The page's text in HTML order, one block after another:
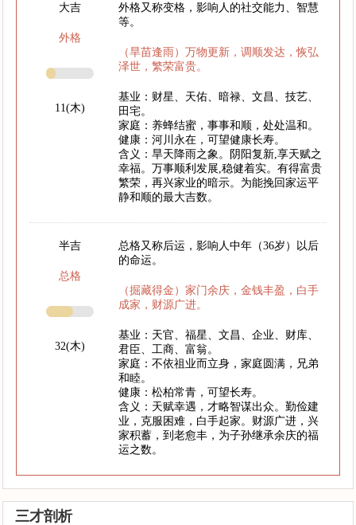
大吉
外格
11(木)
外格又称变格，影响人的社交能力、智慧
等。
（旱苗逢雨）万物更新，调顺发达，恢弘
泽世，繁荣富贵。
基业：财星、天佑、暗禄、文昌、技艺、
田宅。
家庭：养蜂结蜜，事事和顺，处处温和。
健康：河川永在，可望健康长寿。
含义：旱天降雨之象。阴阳复新,享天赋之
幸福。万事顺利发展,稳健着实。有得富贵
繁荣，再兴家业的暗示。为能挽回家运平
静和顺的最大吉数。
半吉
总格
32(木)
总格又称后运，影响人中年（36岁）以后
的命运。
（掘藏得金）家门余庆，金钱丰盈，白手
成家，财源广进。
基业：天官、福星、文昌、企业、财库、
君臣、工商、富翁。
家庭：不依祖业而立身，家庭圆满，兄弟
和睦。
健康：松柏常青，可望长寿。
含义：天赋幸遇，才略智谋出众。勤俭建
业，克服困难，白手起家。财源广进，兴
家积蓄，到老愈丰，为子孙继承余庆的福
运之数。
三才剖析